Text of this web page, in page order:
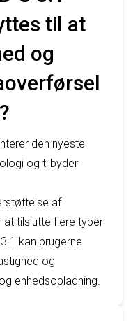
til at
og
den nyeste
og tilbyder
af
at tilslutte flere typer
kan brugerne
og
enhedsopladning.